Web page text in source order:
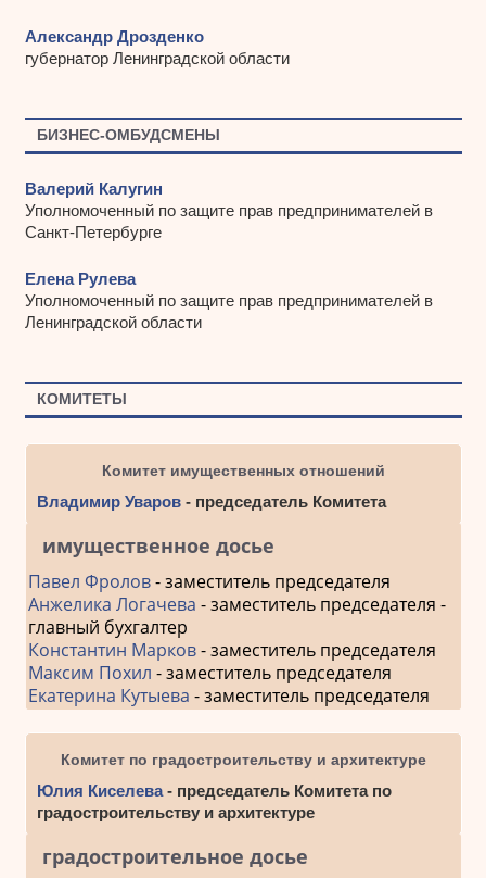
Александр Дрозденко
губернатор Ленинградской области
БИЗНЕС-ОМБУДСМЕНЫ
Валерий Калугин
Уполномоченный по защите прав предпринимателей в
Санкт-Петербурге
Елена Рулева
Уполномоченный по защите прав предпринимателей в
Ленинградской области
КОМИТЕТЫ
Комитет имущественных отношений
Владимир Уваров- председатель Комитета
имущественное досье
Павел Фролов- заместитель председателя
Анжелика Логачева - заместитель председателя -
главный бухгалтер
Константин Марков- заместитель председателя
Максим Похил - заместитель председателя
Екатерина Кутыева - заместитель председателя
Комитет по градостроительству и архитектуре
Юлия Киселева- председатель Комитета по
градостроительству и архитектуре
градостроительное досье